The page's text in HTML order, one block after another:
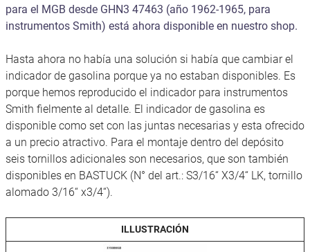
para el MGB desde GHN3 47463 (año 1962-1965, para
instrumentos Smith) está ahora disponible en nuestro shop.
Hasta ahora no había una solución si había que cambiar el
indicador de gasolina porque ya no estaban disponibles. Es
porque hemos reproducido el indicador para instrumentos
Smith fielmente al detalle. El indicador de gasolina es
disponible como set con las juntas necesarias y esta ofrecido
a un precio atractivo. Para el montaje dentro del depósito
seis tornillos adicionales son necesarios, que son también
disponibles en BASTUCK (N° del art.: S3/16“ X3/4“ LK, tornillo
alomado 3/16“ x3/4“).
ILLUSTRACIÓN